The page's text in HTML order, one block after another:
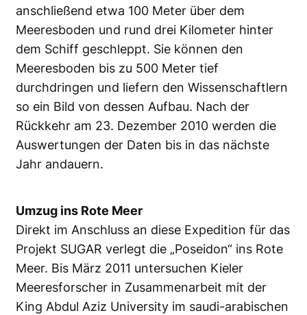
anschließend etwa 100 Meter über dem
Meeresboden und rund drei Kilometer hinter
dem Schiff geschleppt. Sie können den
Meeresboden bis zu 500 Meter tief
durchdringen und liefern den Wissenschaftlern
so ein Bild von dessen Aufbau. Nach der
Rückkehr am 23. Dezember 2010 werden die
Auswertungen der Daten bis in das nächste
Jahr andauern.
Umzug ins Rote Meer
Direkt im Anschluss an diese Expedition für das
Projekt SUGAR verlegt die „Poseidon“ ins Rote
Meer. Bis März 2011 untersuchen Kieler
Meeresforscher in Zusammenarbeit mit der
King Abdul Aziz University im saudi-arabischen